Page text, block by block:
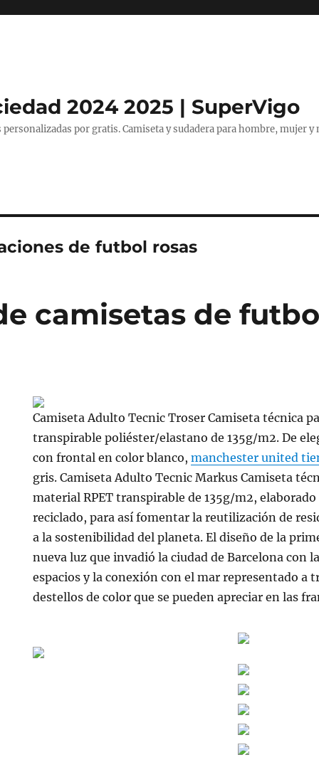
2024 2025 | SuperVigo
personalizadas por gratis. Camiseta y sudadera para hombre, mujer y
de futbol rosas
camisetas de
Camiseta Adulto Tecnic Troser Camiseta técnica
transpirable poliéster/elastano de 135g/m2. De
con frontal en color blanco,manchester united
gris. Camiseta Adulto Tecnic Markus Camiseta
material RPET transpirable de 135g/m2,
reciclado, para así fomentar la reutilización de
a la sostenibilidad del planeta. El diseño de la
nueva luz que invadió la ciudad de Barcelona con
espacios y la conexión con el mar representado a
destellos de color que se pueden apreciar en las